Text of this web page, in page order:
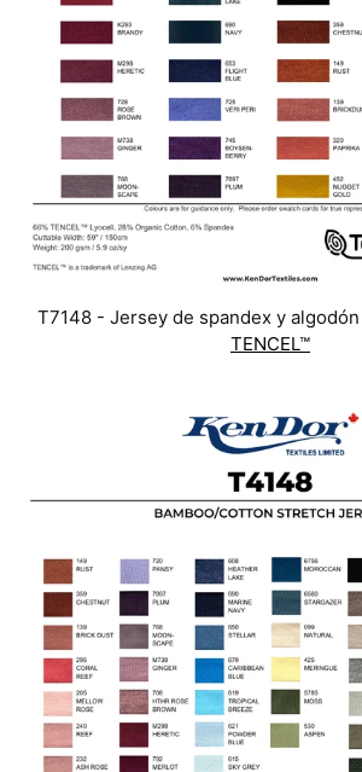
T7148 - Jersey de spandex y
TENCEL™